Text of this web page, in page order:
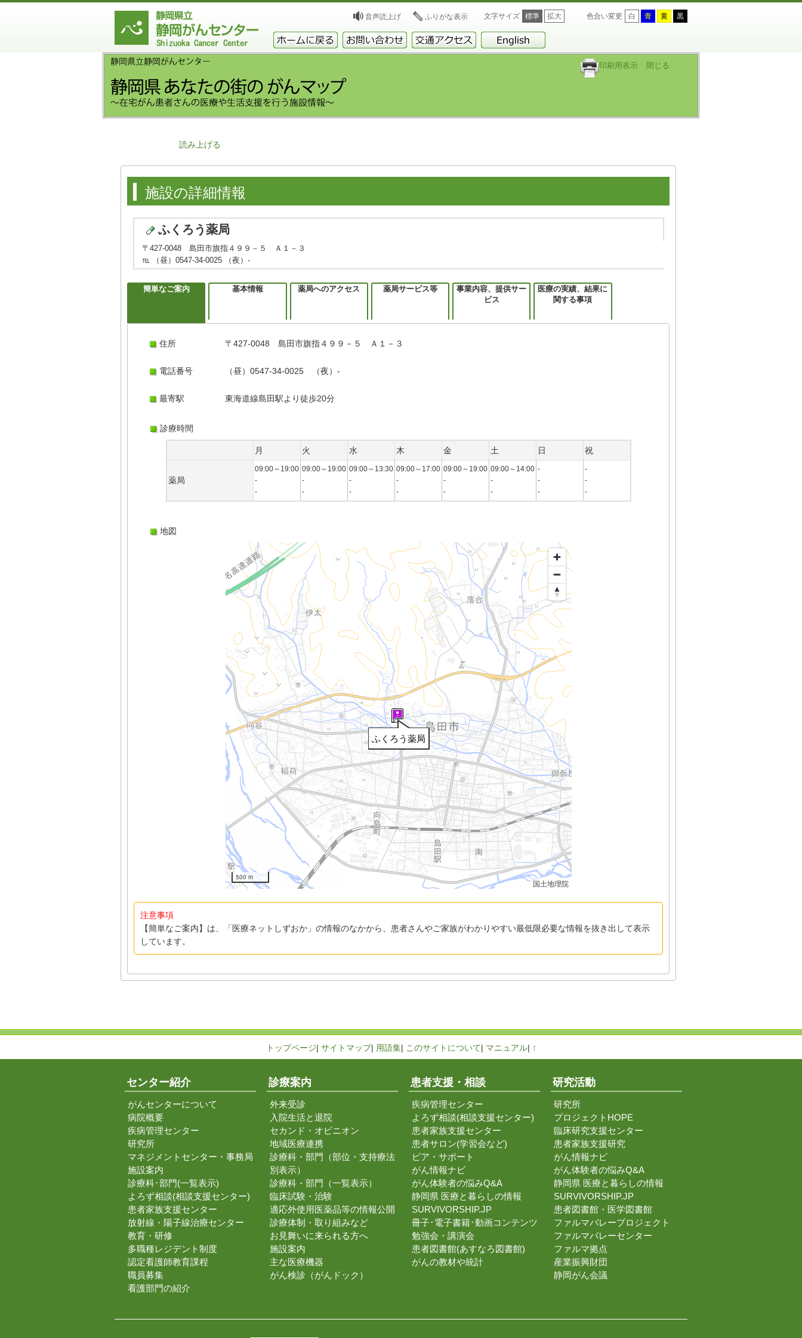
音声読上げ ふりがな表示 文字サイズ 標準 拡大 色合い変更 白 青 黄 黒
印刷用表示 閉じる
読み上げる
施設の詳細情報
ふくろう薬局
〒427-0048 島田市旗指４９９－５ Ａ１－３
℡ （昼）0547-34-0025 （夜）-
簡単なご案内 基本情報 薬局へのアクセス 薬局サービス等
事業内容、提供サー
ビス
医療の実績、結果に
関する事項
住所 〒427-0048 島田市旗指４９９－５ Ａ１－３
電話番号 （昼）0547-34-0025 （夜）-
最寄駅 東海道線島田駅より徒歩20分
診療時間
月 火 水 木 金 土 日 祝
薬局
09:00～19:00
-
-
09:00～19:00
-
-
09:00～13:30
-
-
09:00～17:00
-
-
09:00～19:00
-
-
09:00～14:00
-
-
-
-
-
-
-
-
地図
ふくろう薬局
500 m
国土地理院
注意事項
【簡単なご案内】は、「医療ネットしずおか」の情報のなかから、患者さんやご家族がわかりやすい最低限必要な情報を抜き出して表示
しています。
トップページ| サイトマップ| 用語集| このサイトについて| マニュアル| ↑
センター紹介
がんセンターについて
病院概要
疾病管理センター
研究所
マネジメントセンター・事務局
施設案内
診療科･部門(一覧表示)
よろず相談(相談支援センター)
患者家族支援センター
放射線・陽子線治療センター
教育・研修
多職種レジデント制度
認定看護師教育課程
職員募集
看護部門の紹介
診療案内
外来受診
入院生活と退院
セカンド・オピニオン
地域医療連携
診療科・部門（部位・支持療法
別表示）
診療科・部門（一覧表示）
臨床試験・治験
適応外使用医薬品等の情報公開
診療体制・取り組みなど
お見舞いに来られる方へ
施設案内
主な医療機器
がん検診（がんドック）
患者支援・相談
疾病管理センター
よろず相談(相談支援センター)
患者家族支援センター
患者サロン(学習会など)
ピア・サポート
がん情報ナビ
がん体験者の悩みQ&A
静岡県 医療と暮らしの情報
SURVIVORSHIP.JP
冊子･電子書籍･動画コンテンツ
勉強会・講演会
患者図書館(あすなろ図書館)
がんの教材や統計
研究活動
研究所
プロジェクトHOPE
臨床研究支援センター
患者家族支援研究
がん情報ナビ
がん体験者の悩みQ&A
静岡県 医療と暮らしの情報
SURVIVORSHIP.JP
患者図書館・医学図書館
ファルマバレープロジェクト
ファルマバレーセンター
ファルマ拠点
産業振興財団
静岡がん会議